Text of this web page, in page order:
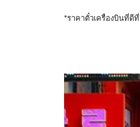
*ราคาตั๋วเครื่องบินที่